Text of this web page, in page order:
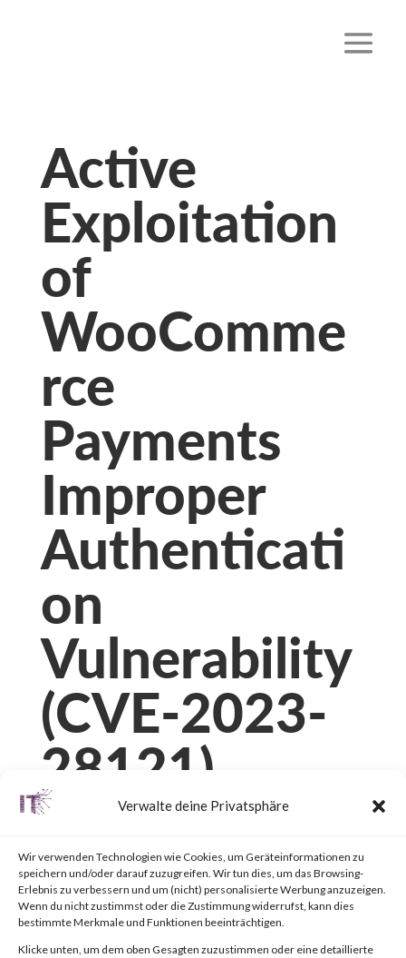
Verwalte deine Privatsphäre
Wir verwenden Technologien wie Cookies, um Geräteinformationen zu
speichern und/oder darauf zuzugreifen. Wir tun dies, um das Browsing-
Erlebnis zu verbessern und um (nicht) personalisierte Werbung anzuzeigen.
Wenn du nicht zustimmst oder die Zustimmung widerrufst, kann dies
bestimmte Merkmale und Funktionen beeinträchtigen.
Klicke unten, um dem oben Gesagten zuzustimmen oder eine detaillierte
Active
Exploitation
of
WooComme
rce
Payments
Improper
Authenticati
on
Vulnerability
(CVE-2023-
28121)
von
Facebook 0